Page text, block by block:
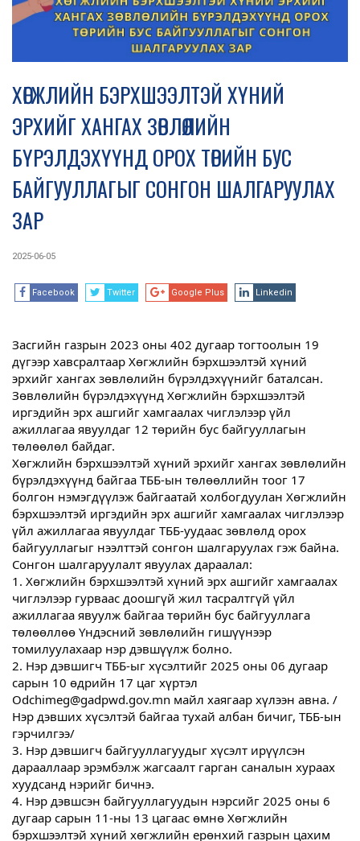
ХӨГЖЛИЙН БЭРХШЭЭЛТЭЙ ХҮНИЙ
ЭРХИЙГ ХАНГАХ ЗӨВЛӨЛИЙН
БҮРЭЛДЭХҮҮНД ОРОХ ТӨРИЙН БУС
БАЙГУУЛЛАГЫГ СОНГОН ШАЛГАРУУЛАХ
ЗАР
2025-06-05
Facebook Twitter Google Plus Linkedin
Засгийн газрын 2023 оны 402 дугаар тогтоолын 19
дүгээр хавсралтаар Хөгжлийн бэрхшээлтэй хүний
эрхийг хангах зөвлөлийн бүрэлдэхүүнийг баталсан.
Зөвлөлийн бүрэлдэхүүнд Хөгжлийн бэрхшээлтэй
иргэдийн эрх ашгийг хамгаалах чиглэлээр үйл
ажиллагаа явуулдаг 12 төрийн бус байгууллагын
төлөөлөл байдаг.
Хөгжлийн бэрхшээлтэй хүний эрхийг хангах зөвлөлийн
бүрэлдэхүүнд байгаа ТББ-ын төлөөллийн тоог 17
болгон нэмэгдүүлэж байгаатай холбогдуулан Хөгжлийн
бэрхшээлтэй иргэдийн эрх ашгийг хамгаалах чиглэлээр
үйл ажиллагаа явуулдаг ТББ-уудаас зөвлөлд орох
байгууллагыг нээлттэй сонгон шалгаруулах гэж байна.
Сонгон шалгаруулалт явуулах дараалал:
1. Хөгжлийн бэрхшээлтэй хүний эрх ашгийг хамгаалах
чиглэлээр гурваас доошгүй жил тасралтгүй үйл
ажиллагаа явуулж байгаа төрийн бус байгууллага
төлөөллөө Үндэсний зөвлөлийн гишүүнээр
томилуулахаар нэр дэвшүүлж болно.
2. Нэр дэвшигч ТББ-ыг хүсэлтийг 2025 оны 06 дугаар
сарын 10 өдрийн 17 цаг хүртэл
Odchimeg@gadpwd.gov.mn майл хаягаар хүлээн авна. /
Нэр дэвших хүсэлтэй байгаа тухай албан бичиг, ТББ-ын
гэрчилгээ/
3. Нэр дэвшигч байгууллагуудыг хүсэлт ирүүлсэн
дарааллаар эрэмбэлж жагсаалт гарган саналын хураах
хуудсанд нэрийг бичнэ.
4. Нэр дэвшсэн байгууллагуудын нэрсийг 2025 оны 6
дугаар сарын 11-ны 13 цагаас өмнө Хөгжлийн
бэрхшээлтэй хүний хөгжлийн ерөнхий газрын цахим